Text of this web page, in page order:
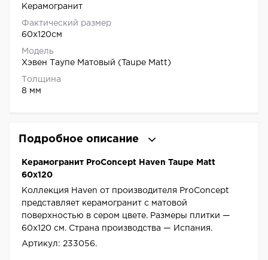
Керамогранит
Фактический размер
60x120см
Модель
Хэвен Таупе Матовый (Taupe Matt)
Толщина
8 мм
Подробное описание
Керамогранит ProConcept Haven Taupe Matt
60x120
Коллекция Haven от производителя ProConcept
представляет керамогранит с матовой
поверхностью в сером цвете. Размеры плитки —
60x120 см. Страна производства — Испания.
Артикул: 233056.